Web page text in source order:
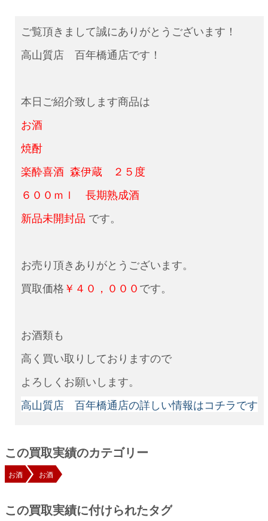
ご覧頂きまして誠にありがとうございます！
高山質店 百年橋通店です！
本日ご紹介致します商品は
お酒
焼酎
楽酔喜酒 森伊蔵 ２５度
６００ｍｌ 長期熟成酒
新品未開封品 です。
お売り頂きありがとうございます。
買取価格￥４０，０００です。
お酒類も
高く買い取りしておりますので
よろしくお願いします。
高山質店 百年橋通店の詳しい情報はコチラです
この買取実績のカテゴリー
お酒 お酒
この買取実績に付けられたタグ